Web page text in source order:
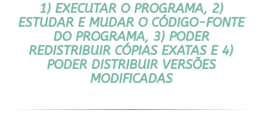
1) EXECUTAR O PROGRAMA, 2)
ESTUDAR E MUDAR O CÓDIGO-FONTE
DO PROGRAMA, 3) PODER
REDISTRIBUIR CÓPIAS EXATAS E 4)
PODER DISTRIBUIR VERSÕES
MODIFICADAS